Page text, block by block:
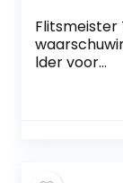
Flitsmeister
lder voor